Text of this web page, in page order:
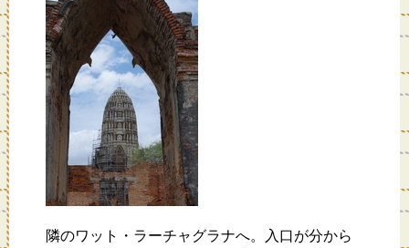
隣のワット・ラーチャグラナへ。入口が分から